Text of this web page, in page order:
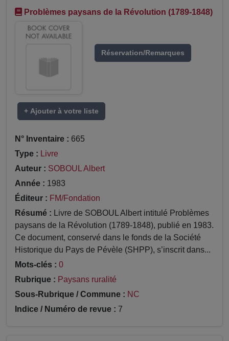
Problèmes paysans de la Révolution (1789-1848)
Réservation/Remarques
+ Ajouter à votre liste
N° Inventaire : 665
Type : Livre
Auteur : SOBOUL Albert
Année : 1983
Éditeur : FM/Fondation
Résumé : Livre de SOBOUL Albert intitulé Problèmes
paysans de la Révolution (1789-1848), publié en 1983.
Ce document, conservé dans le fonds de la Société
Historique du Pays de Pévèle (SHPP), s’inscrit dans...
Mots-clés : 0
Rubrique : Paysans ruralité
Sous-Rubrique / Commune : NC
Indice / Numéro de revue : 7